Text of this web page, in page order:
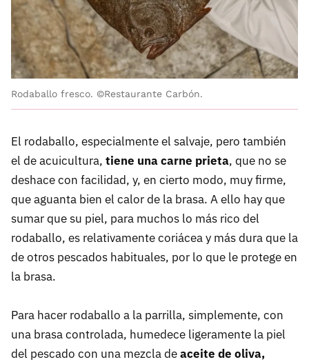
Rodaballo fresco. ©Restaurante Carbón.
El rodaballo, especialmente el salvaje, pero también
el de acuicultura, tiene una carne prieta, que no se
deshace con facilidad, y, en cierto modo, muy firme,
que aguanta bien el calor de la brasa. A ello hay que
sumar que su piel, para muchos lo más rico del
rodaballo, es relativamente coriácea y más dura que la
de otros pescados habituales, por lo que le protege en
la brasa.
Para hacer rodaballo a la parrilla, simplemente, con
una brasa controlada, humedece ligeramente la piel
del pescado con una mezcla deaceite de oliva,